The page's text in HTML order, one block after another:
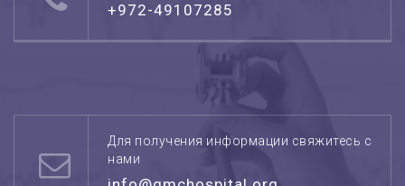
+972-49107285
Для получения информации свяжитесь с
нами